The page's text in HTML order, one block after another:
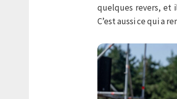
quelques revers, et
C’est aussi ce qui a